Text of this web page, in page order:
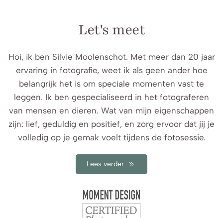
Let's meet
Hoi, ik ben Silvie Moolenschot. Met meer dan 20 jaar
ervaring in fotografie, weet ik als geen ander hoe
belangrijk het is om speciale momenten vast te
leggen. Ik ben gespecialiseerd in het fotograferen
van mensen en dieren. Wat van mijn eigenschappen
zijn: lief, geduldig en positief, en zorg ervoor dat jij je
volledig op je gemak voelt tijdens de fotosessie.
Lees verder